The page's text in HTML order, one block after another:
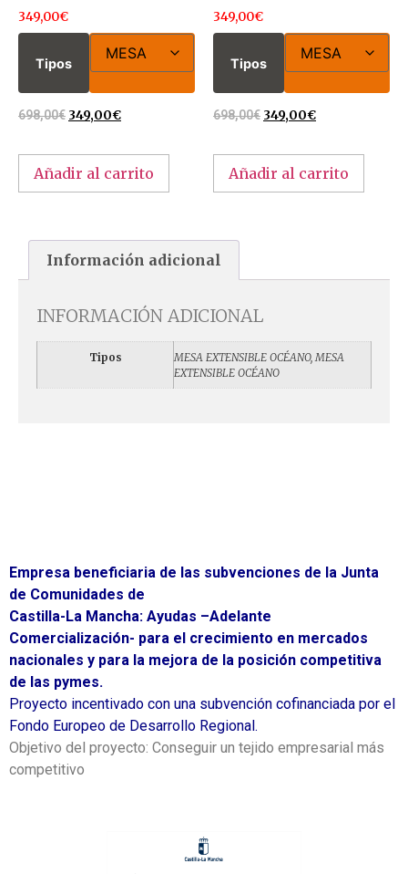
349,00€
Tipos
698,00€ 349,00€
Añadir al carrito
349,00€
Tipos
698,00€ 349,00€
Añadir al carrito
Información adicional
INFORMACIÓN ADICIONAL
Tipos
MESA EXTENSIBLE OCÉANO, MESA
EXTENSIBLE OCÉANO
Empresa beneficiaria de las subvenciones de la Junta
de Comunidades de
Castilla-La Mancha: Ayudas –Adelante
Comercialización- para el crecimiento en mercados
nacionales y para la mejora de la posición competitiva
de las pymes.
Proyecto incentivado con una subvención cofinanciada por el
Fondo Europeo de Desarrollo Regional.
Objetivo del proyecto: Conseguir un tejido empresarial más
competitivo